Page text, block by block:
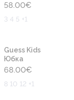
58.00€
3 4 5 +1
Guess Kids
Юбка
68.00€
8 10 12 +1